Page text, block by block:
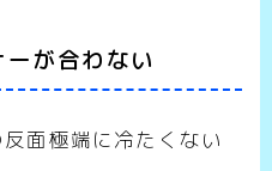
が合わない
面極端に冷たくない